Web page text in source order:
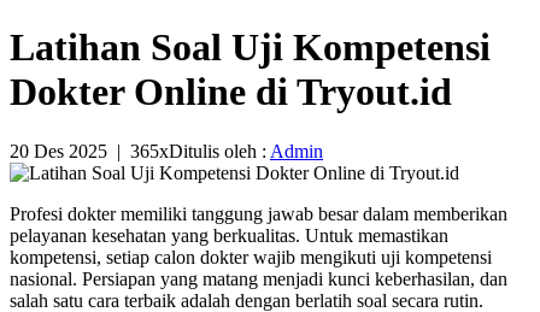
Latihan Soal Uji Kompetensi
Dokter Online di Tryout.id
20 Des 2025 | 365xDitulis oleh : Admin
Profesi dokter memiliki tanggung jawab besar dalam memberikan
pelayanan kesehatan yang berkualitas. Untuk memastikan
kompetensi, setiap calon dokter wajib mengikuti uji kompetensi
nasional. Persiapan yang matang menjadi kunci keberhasilan, dan
salah satu cara terbaik adalah dengan berlatih soal secara rutin.